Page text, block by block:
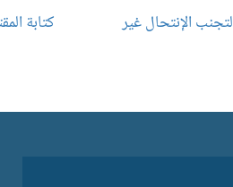
الإنتحال غير كتابة